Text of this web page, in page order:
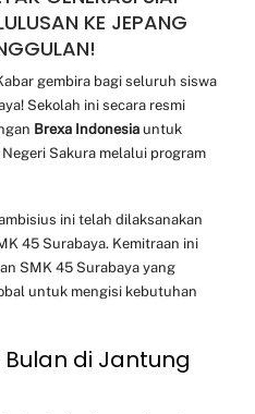
KE JEPANG
gembira bagi seluruh siswa
Sekolah ini secara resmi
Brexa Indonesia untuk
Sakura melalui program
ini telah dilaksanakan
45 Surabaya. Kemitraan ini
SMK 45 Surabaya yang
untuk mengisi kebutuhan
di Jantung